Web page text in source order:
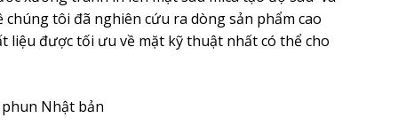
tôi đã nghiên cứu ra dòng sản phẩm cao
liệu được tối ưu về mặt kỹ thuật nhất có thể cho
Nhật bản